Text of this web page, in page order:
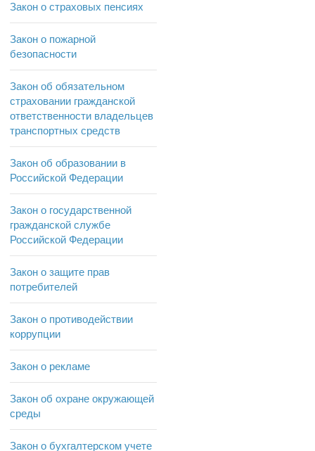
Закон о страховых пенсиях
Закон о пожарной
безопасности
Закон об обязательном
страховании гражданской
ответственности владельцев
транспортных средств
Закон об образовании в
Российской Федерации
Закон о государственной
гражданской службе
Российской Федерации
Закон о защите прав
потребителей
Закон о противодействии
коррупции
Закон о рекламе
Закон об охране окружающей
среды
Закон о бухгалтерском учете